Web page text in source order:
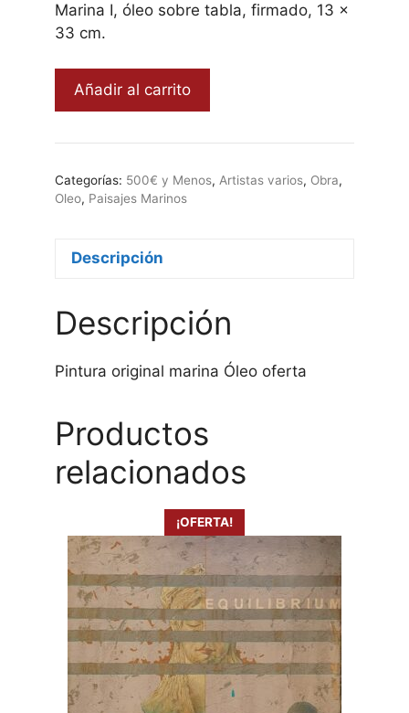
Marina I, óleo sobre tabla, firmado, 13 x
33 cm.
Casillas
A
Añadir al carrito
Categorías: 500€ y Menos, Artistas varios, Obra,
Oleo, Paisajes Marinos
Descripción
Descripción
Pintura original marina Óleo oferta
Productos
relacionados
¡OFERTA!